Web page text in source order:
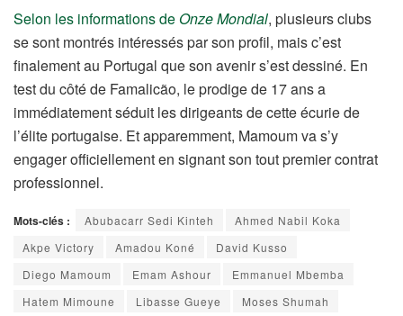
Selon les informations deOnze Mondial, plusieurs clubs
se sont montrés intéressés par son profil, mais c’est
finalement au Portugal que son avenir s’est dessiné. En
test du côté de Famalicão, le prodige de 17 ans a
immédiatement séduit les dirigeants de cette écurie de
l’élite portugaise. Et apparemment, Mamoum va s’y
engager officiellement en signant son tout premier contrat
professionnel.
Mots-clés : Abubacarr Sedi Kinteh
Ahmed Nabil Koka
Akpe Victory
Amadou Koné
David Kusso
Diego Mamoum
Emam Ashour
Emmanuel Mbemba
Hatem Mimoune
Libasse Gueye
Moses Shumah